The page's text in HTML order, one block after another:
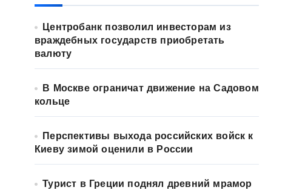
Центробанк позволил инвесторам из
враждебных государств приобретать
валюту
В Москве ограничат движение на Садовом
кольце
Перспективы выхода российских войск к
Киеву зимой оценили в России
Турист в Греции поднял древний мрамор